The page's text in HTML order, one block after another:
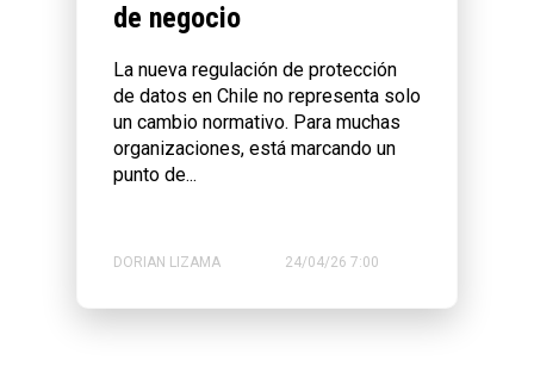
de negocio
La nueva regulación de protección
de datos en Chile no representa solo
un cambio normativo. Para muchas
organizaciones, está marcando un
punto de...
DORIAN LIZAMA 24/04/26 7:00